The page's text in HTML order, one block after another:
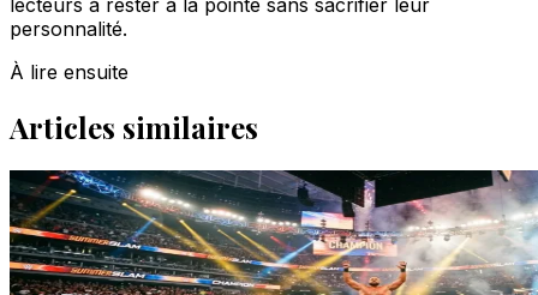
lecteurs à rester à la pointe sans sacrifier leur
personnalité.
À lire ensuite
Articles similaires